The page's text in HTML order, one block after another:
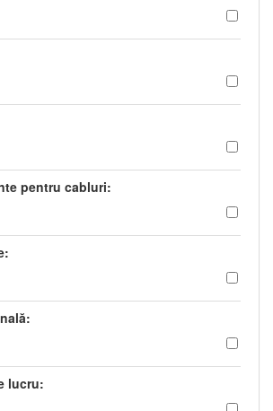
pentru cabluri:
lucru: